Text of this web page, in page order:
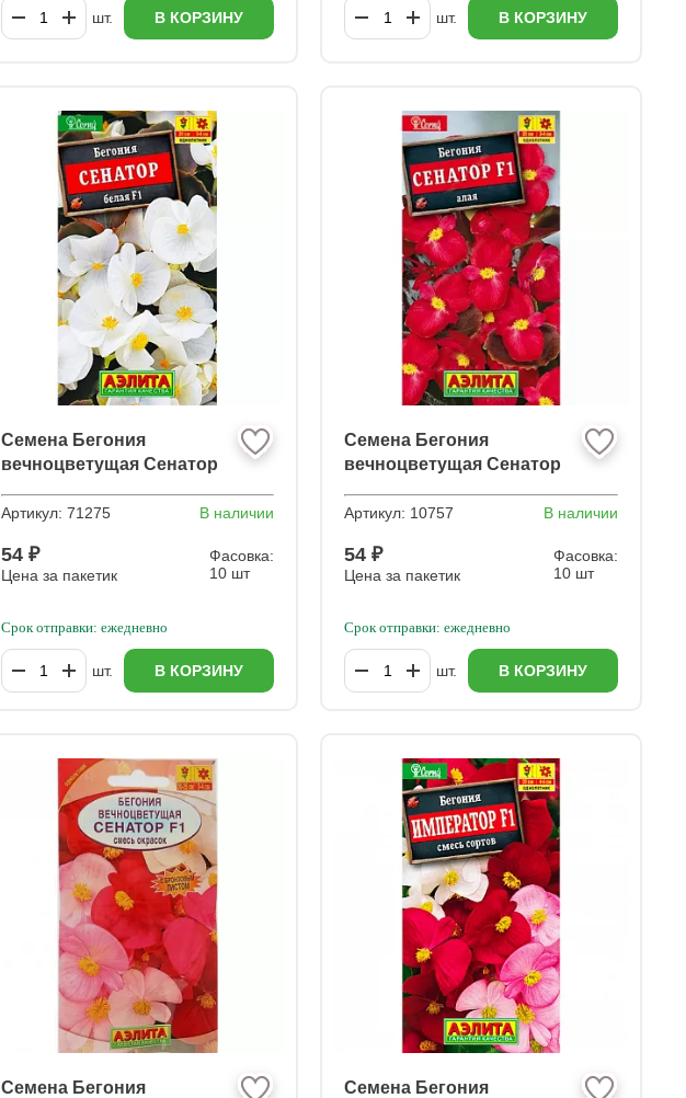
шт. В КОРЗИНУ шт. В КОРЗИНУ
Семена Бегония
вечноцветущая Сенатор
Артикул: 71275 В наличии
54 ₽
Цена за пакетик
Фасовка:
10 шт
Срок отправки: ежедневно
шт. В КОРЗИНУ
Семена Бегония
вечноцветущая Сенатор
Артикул: 10757 В наличии
54 ₽
Цена за пакетик
Фасовка:
10 шт
Срок отправки: ежедневно
шт. В КОРЗИНУ
Семена Бегония
Семена Бегония